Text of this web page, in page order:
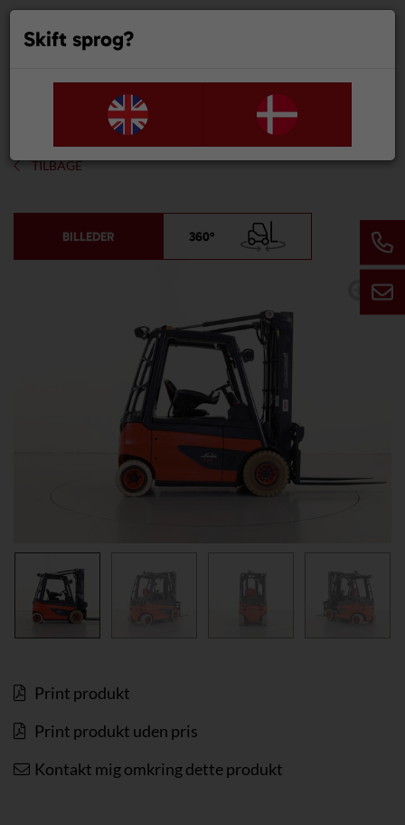
TILBAGE
BILLEDER 360°

Print produkt
Print produkt uden pris
Kontakt mig omkring dette produkt
Skift sprog?